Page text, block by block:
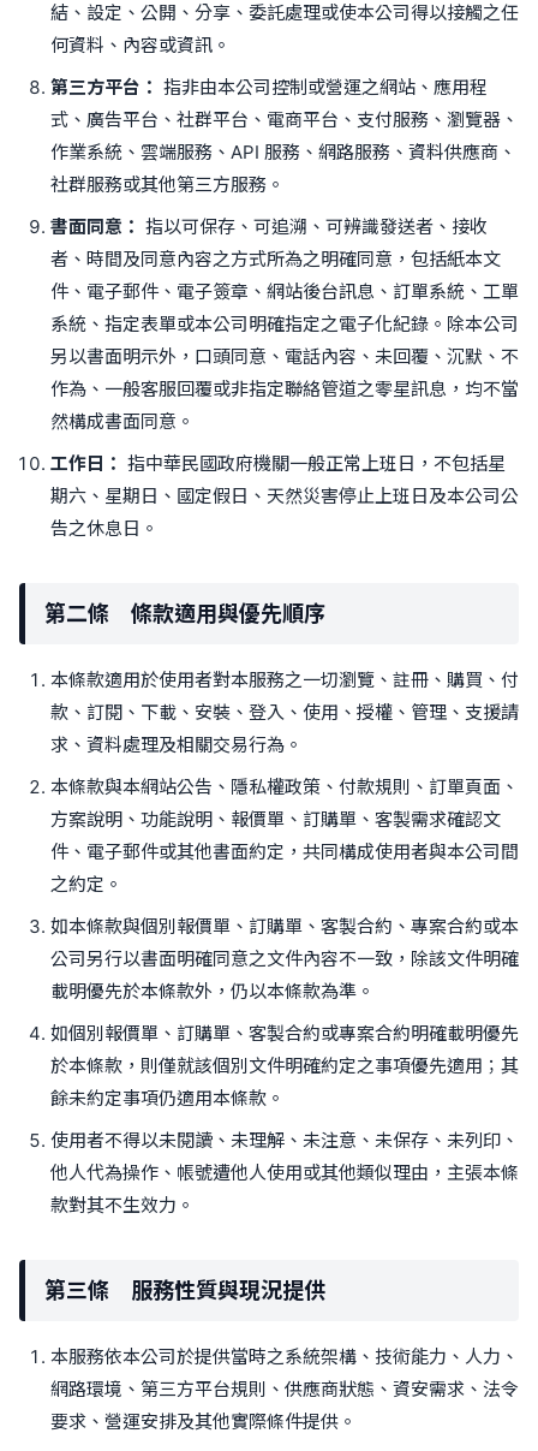
結、設定、公開、分享、委託處理或使本公司得以接觸之任
何資料、內容或資訊。
第三方平台： 指非由本公司控制或營運之網站、應用程
式、廣告平台、社群平台、電商平台、支付服務、瀏覽器、
作業系統、雲端服務、API 服務、網路服務、資料供應商、
社群服務或其他第三方服務。
書面同意： 指以可保存、可追溯、可辨識發送者、接收
者、時間及同意內容之方式所為之明確同意，包括紙本文
件、電子郵件、電子簽章、網站後台訊息、訂單系統、工單
系統、指定表單或本公司明確指定之電子化紀錄。除本公司
另以書面明示外，口頭同意、電話內容、未回覆、沉默、不
作為、一般客服回覆或非指定聯絡管道之零星訊息，均不當
然構成書面同意。
工作日： 指中華民國政府機關一般正常上班日，不包括星
期六、星期日、國定假日、天然災害停止上班日及本公司公
告之休息日。
第二條 條款適用與優先順序
本條款適用於使用者對本服務之一切瀏覽、註冊、購買、付
款、訂閱、下載、安裝、登入、使用、授權、管理、支援請
求、資料處理及相關交易行為。
本條款與本網站公告、隱私權政策、付款規則、訂單頁面、
方案說明、功能說明、報價單、訂購單、客製需求確認文
件、電子郵件或其他書面約定，共同構成使用者與本公司間
之約定。
如本條款與個別報價單、訂購單、客製合約、專案合約或本
公司另行以書面明確同意之文件內容不一致，除該文件明確
載明優先於本條款外，仍以本條款為準。
如個別報價單、訂購單、客製合約或專案合約明確載明優先
於本條款，則僅就該個別文件明確約定之事項優先適用；其
餘未約定事項仍適用本條款。
使用者不得以未閱讀、未理解、未注意、未保存、未列印、
他人代為操作、帳號遭他人使用或其他類似理由，主張本條
款對其不生效力。
第三條 服務性質與現況提供
本服務依本公司於提供當時之系統架構、技術能力、人力、
網路環境、第三方平台規則、供應商狀態、資安需求、法令
要求、營運安排及其他實際條件提供。